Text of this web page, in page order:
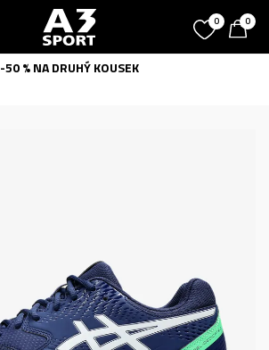
0 0
-50 % NA DRUHÝ KOUSEK